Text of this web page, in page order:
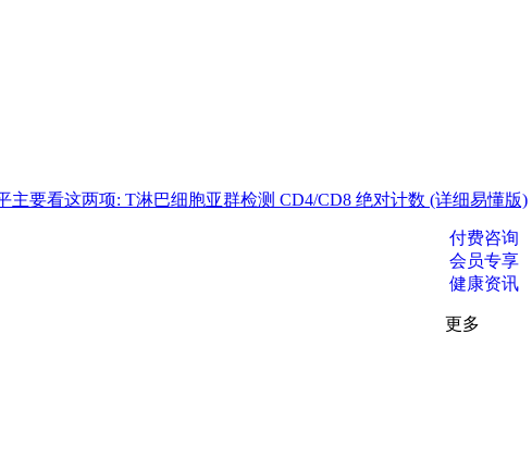
主要看这两项: T淋巴细胞亚群检测 CD4/CD8 绝对计数 (详细易懂版)
付费咨询
会员专享
健康资讯
更多